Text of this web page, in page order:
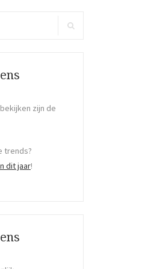
zijn de
trends?
dit jaar!